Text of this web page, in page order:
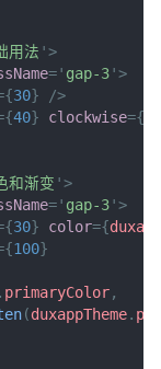
用法 '>
=' gap-3'>
{30}
/>
{40} clockwise={
和渐变 '>
=' gap-3'>
{30} color={
{100}
. primaryColor,
(duxappTheme.